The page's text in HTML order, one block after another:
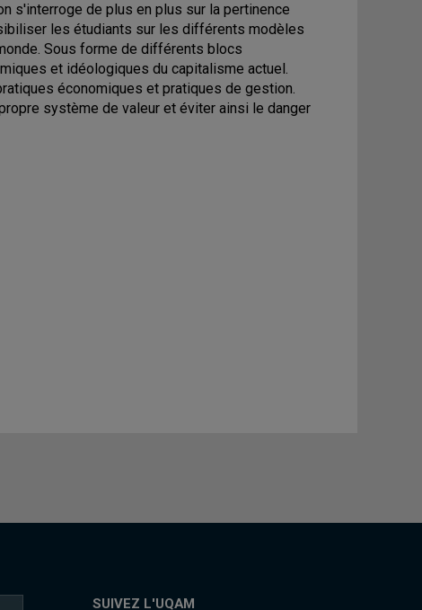
s'interroge de plus en plus sur la pertinence
les étudiants sur les différents modèles
Sous forme de différents blocs
et idéologiques du capitalisme actuel.
économiques et pratiques de gestion.
système de valeur et éviter ainsi le danger
SUIVEZ L'UQAM